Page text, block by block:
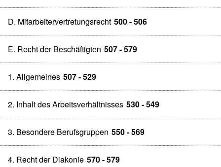
D. Mitarbeitervertretungsrecht 500 - 506
E. Recht der Beschäftigten 507 - 579
1. Allgemeines 507 - 529
2. Inhalt des Arbeitsverhältnisses 530 - 549
3. Besondere Berufsgruppen 550 - 569
4. Recht der Diakonie 570 - 579